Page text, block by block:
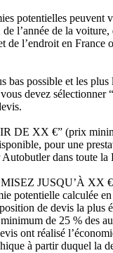
potentielles peuvent
l’année de la
de l’endroit en France
bas possible et les plus
devez sélectionner
DE XX €” (prix
pour une
Autobutler dans toute la
JUSQU’À XX
potentielle calculée
de devis la plus
de 25 % des
ont réalisé
à partir duquel la